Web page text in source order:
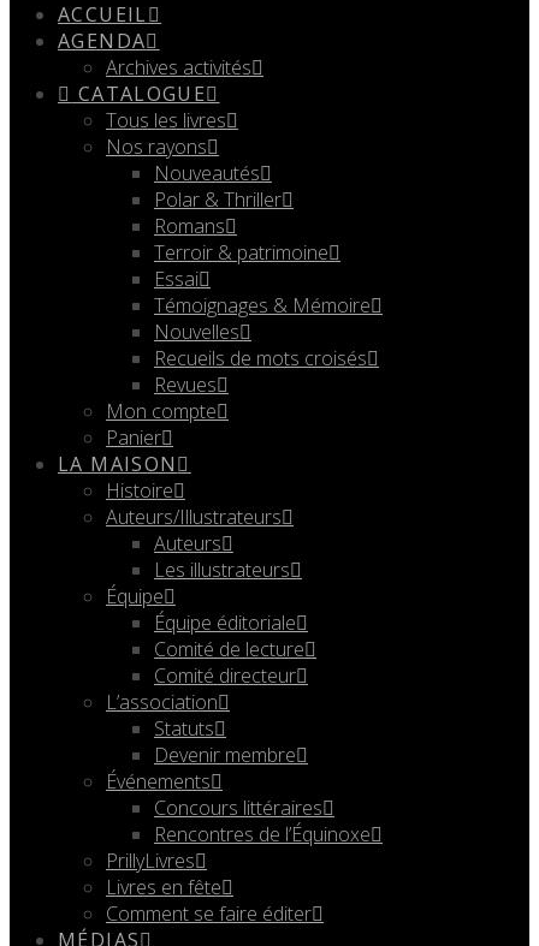
ACCUEIL
AGENDA
Archives activités
CATALOGUE
Tous les livres
Nos rayons
Nouveautés
Polar & Thriller
Romans
Terroir & patrimoine
Essai
Témoignages & Mémoire
Nouvelles
Recueils de mots croisés
Revues
Mon compte
Panier
LA MAISON
Histoire
Auteurs/Illustrateurs
Auteurs
Les illustrateurs
Équipe
Équipe éditoriale
Comité de lecture
Comité directeur
L’association
Statuts
Devenir membre
Événements
Concours littéraires
Rencontres de l’Équinoxe
PrillyLivres
Livres en fête
Comment se faire éditer
MÉDIAS